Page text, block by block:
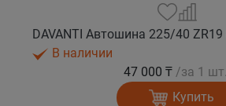
В наличии
47 000 ₸ /за 1 шт.
Купить